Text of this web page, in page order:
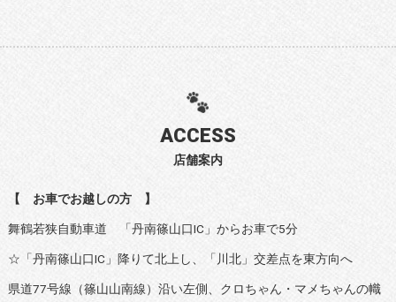
店舗案内
ACCESS
【 お車でお越しの方 】
舞鶴若狭自動車道 「丹南篠山口IC」からお車で5分
☆「丹南篠山口IC」降りて北上し、「川北」交差点を東方向へ
県道77号線（篠山山南線）沿い左側、クロちゃん・マメちゃんの幟